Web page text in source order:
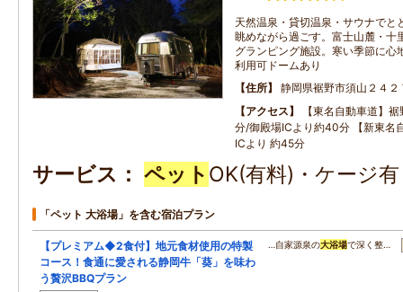
天然温泉・貸切温泉・サウナでと
眺めながら過ごす。富士山麓・十
グランピング施設。寒い季節に心
利用可ドームあり
住所
静岡県裾野市須山２４２
アクセス
【東名自動車道】
分/御殿場ICより約40分 【新東名
ICより 約45分
サービス ペット OK(有料)・ケージ
「ペット 大浴場」を含む宿泊プラン
【プレミアム◆2食付】地元食材使用の特製
コース！食通に愛される静岡牛「葵」を味わ
う贅沢BBQプラン
…自家源泉の大浴場で深く整…